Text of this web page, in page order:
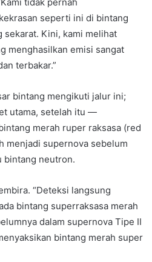
seperti ini di bintang
sekarat. Kini, kami melihat
menghasilkan emisi sangat
terbakar.”
bintang mengikuti jalur ini;
utama, setelah itu —
merah ruper raksasa (red
menjadi supernova sebelum
bintang neutron.
“Deteksi langsung
bintang superraksasa merah
dalam supernova Tipe II
bintang merah super